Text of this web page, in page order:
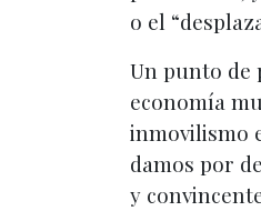
o el
Un punto de
economía
inmovilismo
damos por
y